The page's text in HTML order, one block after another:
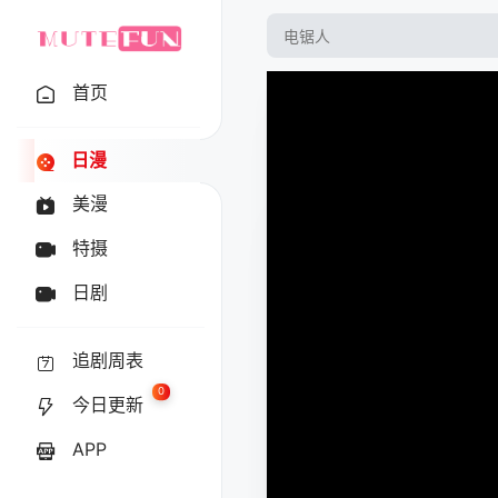
首页
日漫
美漫
特摄
日剧
追剧周表
今日更新
0
APP